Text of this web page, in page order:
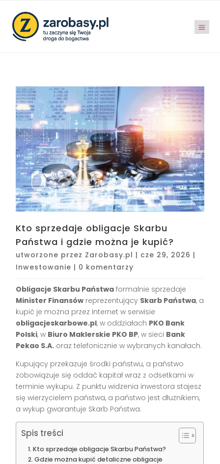
Kto sprzedaje obligacje Skarbu
Państwa i gdzie można je kupić?
utworzone przez Zarobasy.pl | cze 29, 2026 |
Inwestowanie | 0 komentarzy
Obligacje Skarbu Państwa formalnie sprzedaje
Minister Finansów reprezentujący Skarb Państwa, a
kupić je można przez Internet w serwisie
obligacjeskarbowe.pl, w oddziałach PKO Bank
Polski, w Biuro Maklerskie PKO BP, w sieci Bank
Pekao S.A. oraz telefonicznie w wybranych kanałach.
Kupujący przekazuje środki państwu, a państwo
zobowiązuje się oddać kapitał wraz z odsetkami w
terminie wykupu. Z punktu widzenia inwestora stajesz
się wierzycielem państwa, a państwo jest dłużnikiem,
a wykup gwarantuje Skarb Państwa.
Spis treści
Kto sprzedaje obligacje Skarbu Państwa?
Gdzie można kupić detaliczne obligacje